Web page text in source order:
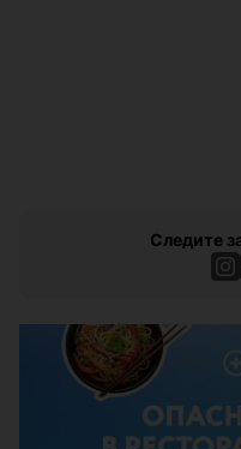
Следите